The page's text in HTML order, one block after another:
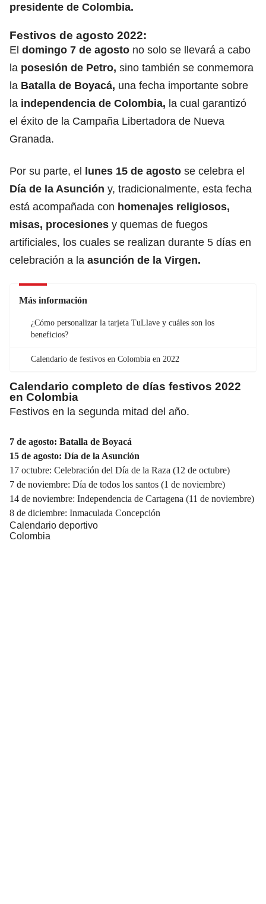
presidente de Colombia.
Festivos de agosto 2022:
El domingo 7 de agosto no solo se llevará a cabo
la posesión de Petro, sino también se conmemora
la Batalla de Boyacá, una fecha importante sobre
la independencia de Colombia, la cual garantizó
el éxito de la Campaña Libertadora de Nueva
Granada.
Por su parte, el lunes 15 de agosto se celebra el
Día de la Asunción y, tradicionalmente, esta fecha
está acompañada con homenajes religiosos,
misas, procesiones y quemas de fuegos
artificiales, los cuales se realizan durante 5 días en
celebración a la asunción de la Virgen.
Más información
¿Cómo personalizar la tarjeta TuLlave y cuáles son los
beneficios?
Calendario de festivos en Colombia en 2022
Calendario completo de días festivos 2022
en Colombia
Festivos en la segunda mitad del año.
7 de agosto: Batalla de Boyacá
15 de agosto: Día de la Asunción
17 octubre: Celebración del Día de la Raza (12 de octubre)
7 de noviembre: Día de todos los santos (1 de noviembre)
14 de noviembre: Independencia de Cartagena (11 de noviembre)
8 de diciembre: Inmaculada Concepción
Calendario deportivo
Colombia